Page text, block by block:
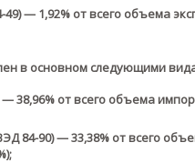
— 1,92% от всего объема
в основном следующими
38,96% от всего объема
84-90) — 33,38% от всего